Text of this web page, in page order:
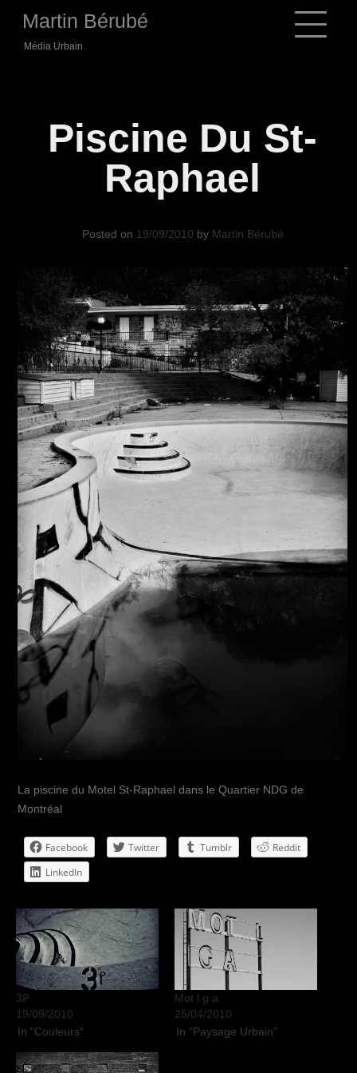
content
Martin Bérubé
Média Urbain
Piscine Du St-
Raphael
Posted on 19/09/2010 by Martin Bérubé
La piscine du Motel St-Raphael dans le Quartier NDG de
Montréal
Facebook Twitter Tumblr
Reddit
LinkedIn
3P
19/09/2010
In "Couleurs"
Mot l g a
25/04/2010
In "Paysage Urbain"